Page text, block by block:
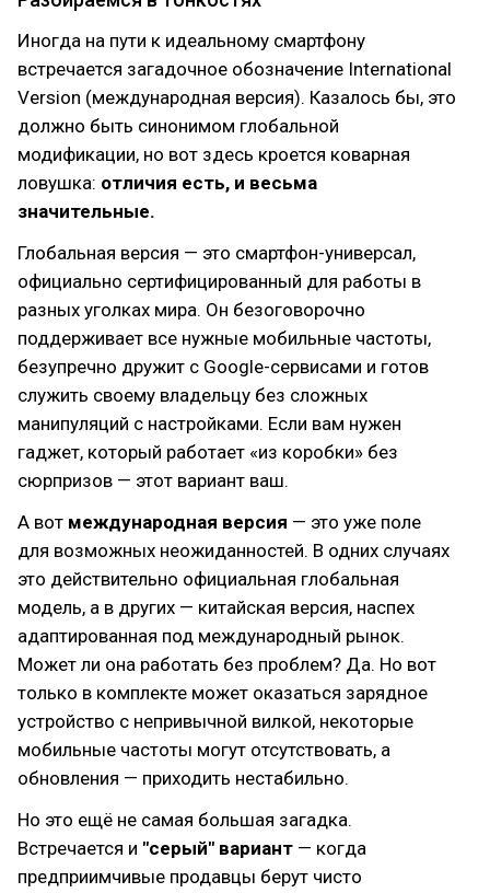
Иногда на пути к идеальному смартфону
встречается загадочное обозначение International
Version (международная версия). Казалось бы, это
должно быть синонимом глобальной
модификации, но вот здесь кроется коварная
ловушка: отличия есть, и весьма
значительные.
Глобальная версия — это смартфон-универсал,
официально сертифицированный для работы в
разных уголках мира. Он безоговорочно
поддерживает все нужные мобильные частоты,
безупречно дружит с Google-сервисами и готов
служить своему владельцу без сложных
манипуляций с настройками. Если вам нужен
гаджет, который работает «из коробки» без
сюрпризов — этот вариант ваш.
А вот международная версия — это уже поле
для возможных неожиданностей. В одних случаях
это действительно официальная глобальная
модель, а в других — китайская версия, наспех
адаптированная под международный рынок.
Может ли она работать без проблем? Да. Но вот
только в комплекте может оказаться зарядное
устройство с непривычной вилкой, некоторые
мобильные частоты могут отсутствовать, а
обновления — приходить нестабильно.
Но это ещё не самая большая загадка.
Встречается и "серый" вариант — когда
предприимчивые продавцы берут чисто